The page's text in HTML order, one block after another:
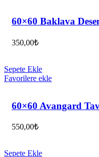
60×60 Baklava
350,00₺
Sepete Ekle
Favorilere ekle
60×60 Avangard
550,00₺
Sepete Ekle